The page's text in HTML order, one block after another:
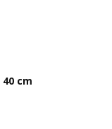
40 cm